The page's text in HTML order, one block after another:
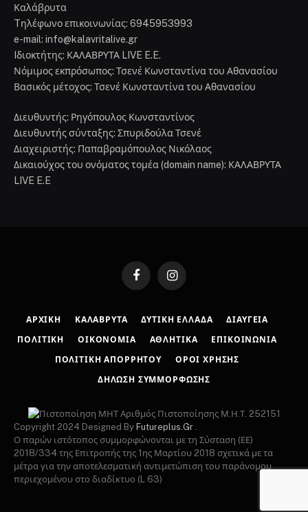
Καλάβρυτα
Tηλέφωνο επικοινωνίας: 6945953993
e-mail: info@kalavritalive.gr
Iδιοκτήτης: ΚΑΛΑΒΡΥΤΑ LIVE E.E.
Νόμιμος εκπρόσωπος: Τσενέ Κωνσταντίνα του Αθανασίου
Βασικός μέτοχος: Τσενέ Κωνσταντίνα του Αθανασίου
Διευθυντής: Ρηγόπουλος Κωνσταντίνος
Διευθυντής σύνταξης: Σπυριδούλα Τσενέ
Διαχειριστής: Παπαβραμόπουλος Νικόλαος
Δικαιούχος του ονόματος τομέα (domain name): ΚΑΛΑΒΡΥΤΑ
LIVE E.E
FacebookInstagram
ΑΡΧΙΚΉ ΚΑΛΆΒΡΥΤΑ ΔΥΤΙΚΉ ΕΛΛΆΔΑ ΔΙΑΎΓΕΙΑ
ΠΟΛΙΤΙΚΉ ΟΙΚΟΝΟΜΊΑ ΑΘΛΗΤΙΚΆ ΕΠΙΚΟΙΝΩΝΊΑ
ΠΟΛΙΤΙΚΉ ΑΠΟΡΡΉΤΟΥ ΌΡΟΙ ΧΡΉΣΗΣ
ΔΉΛΩΣΗ ΣΥΜΜΌΡΦΩΣΗΣ
Αριθμός Πιστοποίησης Μ.Η.Τ. 252151
Copyright 2024 Designed By Futureplus.Gr
Ο παρών ιστότοπος συμμορφώνονται με τη Σύσταση (ΕΕ)
2018/334 της Επιτροπής της 1ης Μαρτίου 2018 σχετικά με τα
μέτρα για την αποτελεσματική αντιμετώπιση του παράνομου
περιεχομένου στο διαδίκτυο (L 63)